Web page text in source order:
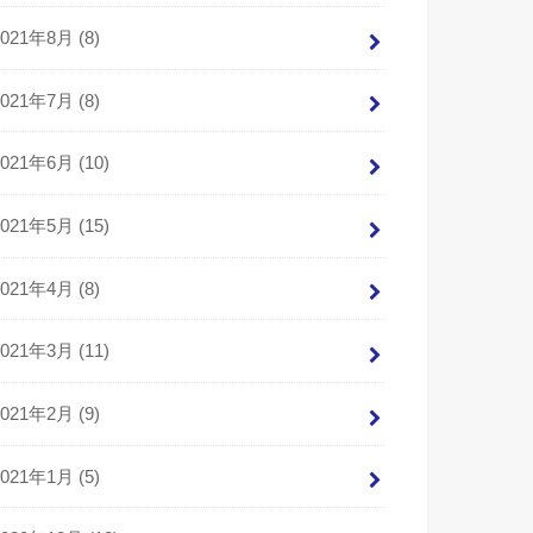
年8月 (8)
年7月 (8)
年6月 (10)
年5月 (15)
年4月 (8)
年3月 (11)
年2月 (9)
年1月 (5)